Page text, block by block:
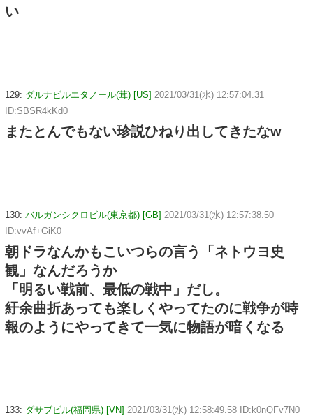
い
129: ダルナビルエタノール(茸) [US] 2021/03/31(水) 12:57:04.31
ID:SBSR4kKd0
またとんでもない珍説ひねり出してきたなw
130: バルガンシクロビル(東京都) [GB] 2021/03/31(水) 12:57:38.50
ID:vvAf+GiK0
朝ドラなんかもこいつらの言う「ネトウヨ史
観」なんだろうか
「明るい戦前、最低の戦中」だし。
紆余曲折あっても楽しくやってたのに戦争が時
報のようにやってきて一気に物語が暗くなる
133: ダサブビル(福岡県) [VN] 2021/03/31(水) 12:58:49.58 ID:k0nQFv7N0